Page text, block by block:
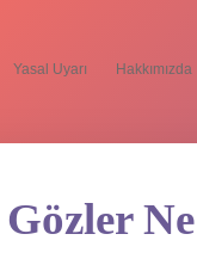
Yasal Uyarı Hakkımızda